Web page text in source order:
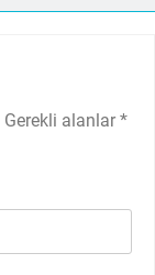
Gerekli alanlar *